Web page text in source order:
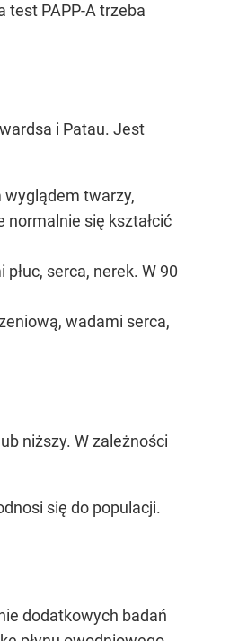
test PAPP-A trzeba
i Patau. Jest
wyglądem twarzy,
normalnie się kształcić
serca, nerek. W 90
wadami serca,
niższy. W zależności
się do populacji.
dodatkowych badań